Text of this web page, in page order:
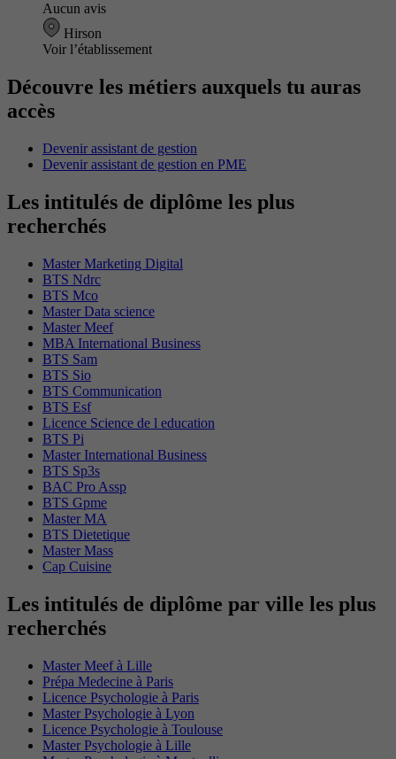
Aucun avis
Hirson
Voir l’établissement
Découvre les métiers auxquels tu auras
accès
Devenir assistant de gestion
Devenir assistant de gestion en PME
Les intitulés de diplôme les plus
recherchés
Master Marketing Digital
BTS Ndrc
BTS Mco
Master Data science
Master Meef
MBA International Business
BTS Sam
BTS Sio
BTS Communication
BTS Esf
Licence Science de l education
BTS Pi
Master International Business
BTS Sp3s
BAC Pro Assp
BTS Gpme
Master MA
BTS Dietetique
Master Mass
Cap Cuisine
Les intitulés de diplôme par ville les plus
recherchés
Master Meef à Lille
Prépa Medecine à Paris
Licence Psychologie à Paris
Master Psychologie à Lyon
Licence Psychologie à Toulouse
Master Psychologie à Lille